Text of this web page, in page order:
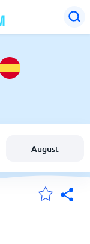
August